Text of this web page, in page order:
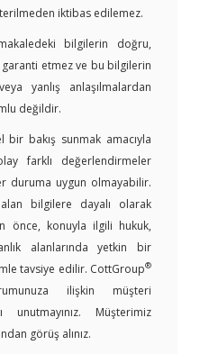
iktibas edilemez.
bilgilerin doğru,
etmez ve bu bilgilerin
yanlış anlaşılmalardan
değildir.
bakış sunmak amacıyla
farklı değerlendirmeler
duruma uygun olmayabilir.
bilgilere dayalı olarak
önce, konuyla ilgili hukuk,
alanlarında yetkin bir
tavsiye edilir. CottGroup®
ilişkin müşteri
Müşterimiz
görüş alınız.